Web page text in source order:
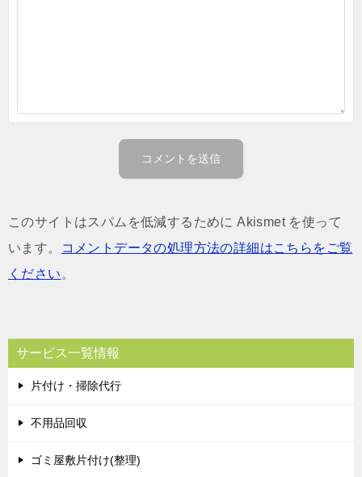
このサイトはスパムを低減するために Akismet を使って
います。
コメントデータの処理方法の詳細はこちらをご覧
ください 。
サービス一覧情報
片付け・掃除代行
不用品回収
ゴミ屋敷片付け(整理)